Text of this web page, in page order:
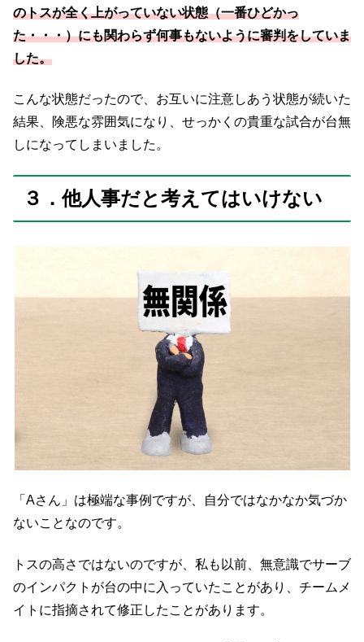
のトスが全く上がっていない状態（一番ひどかっ
た・・・）にも関わらず何事もないように審判をしていま
した。
こんな状態だったので、お互いに注意しあう状態が続いた
結果、険悪な雰囲気になり、せっかくの貴重な試合が台無
しになってしまいました。
３．他人事だと考えてはいけない
「Aさん」は極端な事例ですが、自分ではなかなか気づか
ないことなのです。
トスの高さではないのですが、私も以前、無意識でサーブ
のインパクトが台の中に入っていたことがあり、チームメ
イトに指摘されて修正したことがあります。